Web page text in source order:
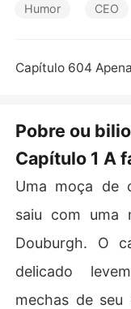
mulheres a
biam era que essa
Pouco tempo
"Meu Deus! Então
Humor CEO
Pobre ou
Capítulo 1 A
Uma moça de
saiu com uma
Douburgh. O
delicado
mechas de seu